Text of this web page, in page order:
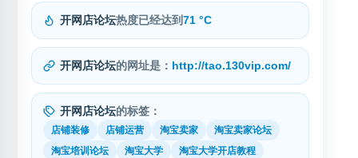
开网店论坛热度已经达到71 °C
开网店论坛的网址是： http://tao.130vip.com/
开网店论坛的标签：
店铺装修 店铺运营 淘宝卖家
淘宝卖家论坛
淘宝培训论坛
淘宝大学
淘宝大学开店教程